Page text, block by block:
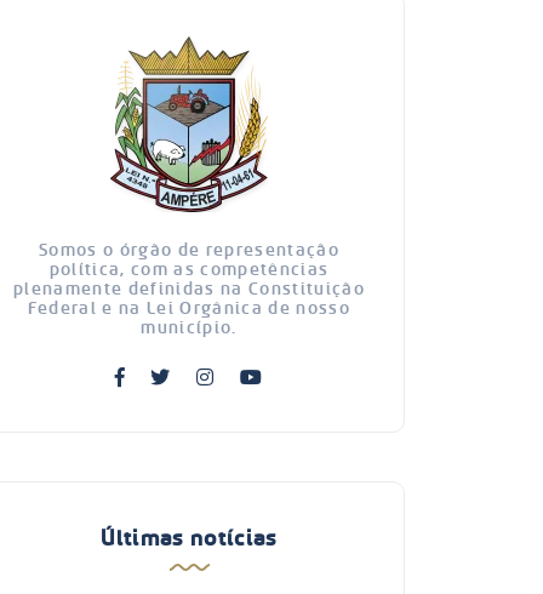
Somos o órgão de representação
política, com as competências
plenamente definidas na Constituição
Federal e na Lei Orgânica de nosso
município.
Últimas notícias